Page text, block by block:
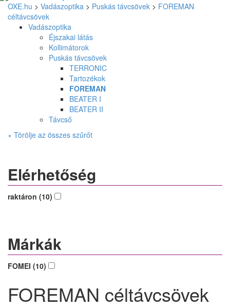
OXE.hu > Vadászoptika > Puskás távcsövek > FOREMAN
céltávcsövek
Vadászoptika
Éjszakai látás
Kollimátorok
Puskás távcsövek
TERRONIC
Tartozékok
FOREMAN
BEATER I
BEATER II
Távcső
× Törölje az összes szűrőt
Elérhetőség
raktáron (10)
Márkák
FOMEI (10)
FOREMAN céltávcsövek